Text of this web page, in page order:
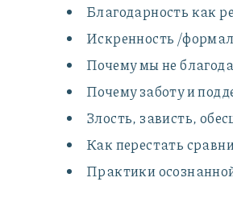
Благодарность как
Искренность /
Почему мы не
Почему заботу и
Злость, зависть,
Как перестать
Практики